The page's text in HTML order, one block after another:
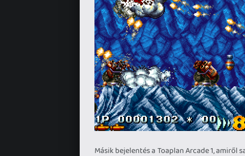
Másik bejelentés a Toaplan Arcade 1,